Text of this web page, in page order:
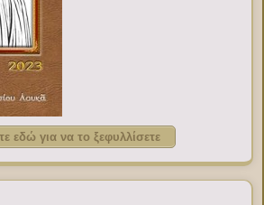
εδώ για να το ξεφυλλίσετε